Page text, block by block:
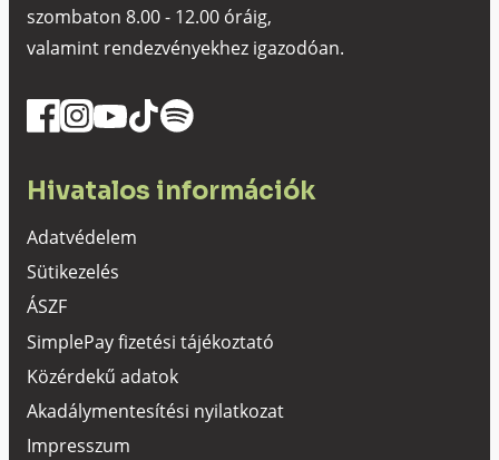
szombaton 8.00 - 12.00 óráig,
valamint rendezvényekhez igazodóan.
Hivatalos információk
Adatvédelem
Sütikezelés
ÁSZF
SimplePay fizetési tájékoztató
Közérdekű adatok
Akadálymentesítési nyilatkozat
Impresszum